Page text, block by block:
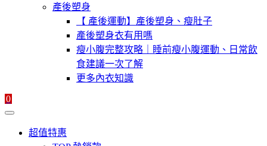
產後塑身
【 產後運動】產後塑身、瘦肚子
產後塑身衣有用嗎
瘦小腹完整攻略｜睡前瘦小腹運動、日常飲
食建議一次了解
更多內衣知識
0
超值特惠